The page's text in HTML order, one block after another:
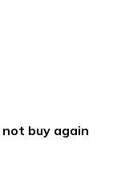
ti
buy again